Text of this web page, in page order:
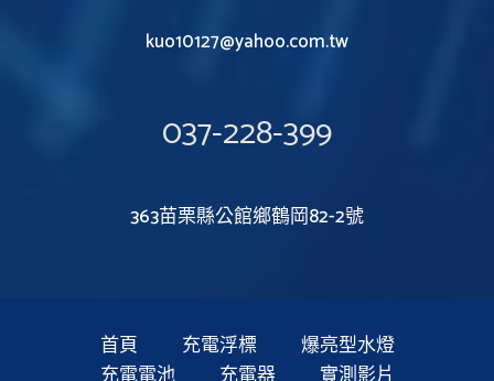
kuo10127@yahoo.com.tw
037-228-399
363苗栗縣公館鄉鶴岡82-2號
首頁 充電浮標
爆亮型水燈